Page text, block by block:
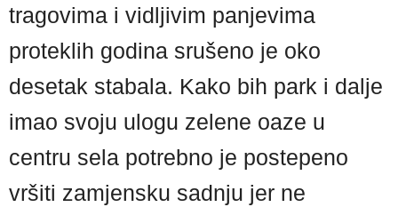
tragovima i vidljivim panjevima
proteklih godina srušeno je oko
desetak stabala. Kako bih park i dalje
imao svoju ulogu zelene oaze u
centru sela potrebno je postepeno
vršiti zamjensku sadnju jer ne